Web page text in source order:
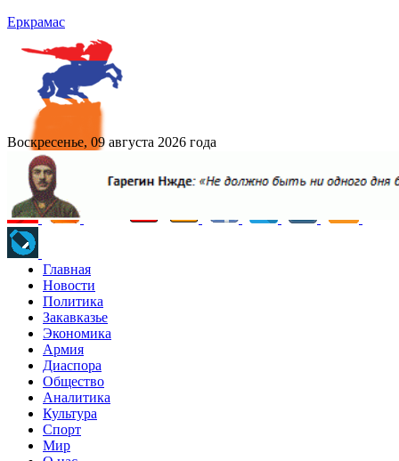
Еркрамас
Воскресенье, 09 августа 2026 года
Главная
Новости
Политика
Закавказье
Экономика
Армия
Диаспора
Общество
Аналитика
Культура
Спорт
Мир